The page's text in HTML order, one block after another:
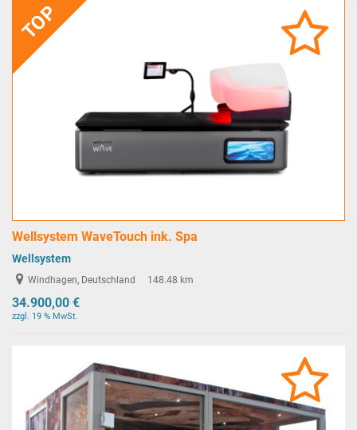
TOP
Wellsystem WaveTouch ink. Spa
Wellsystem
Windhagen, Deutschland 148.48 km
34.900,00 €
zzgl. 19 % MwSt.